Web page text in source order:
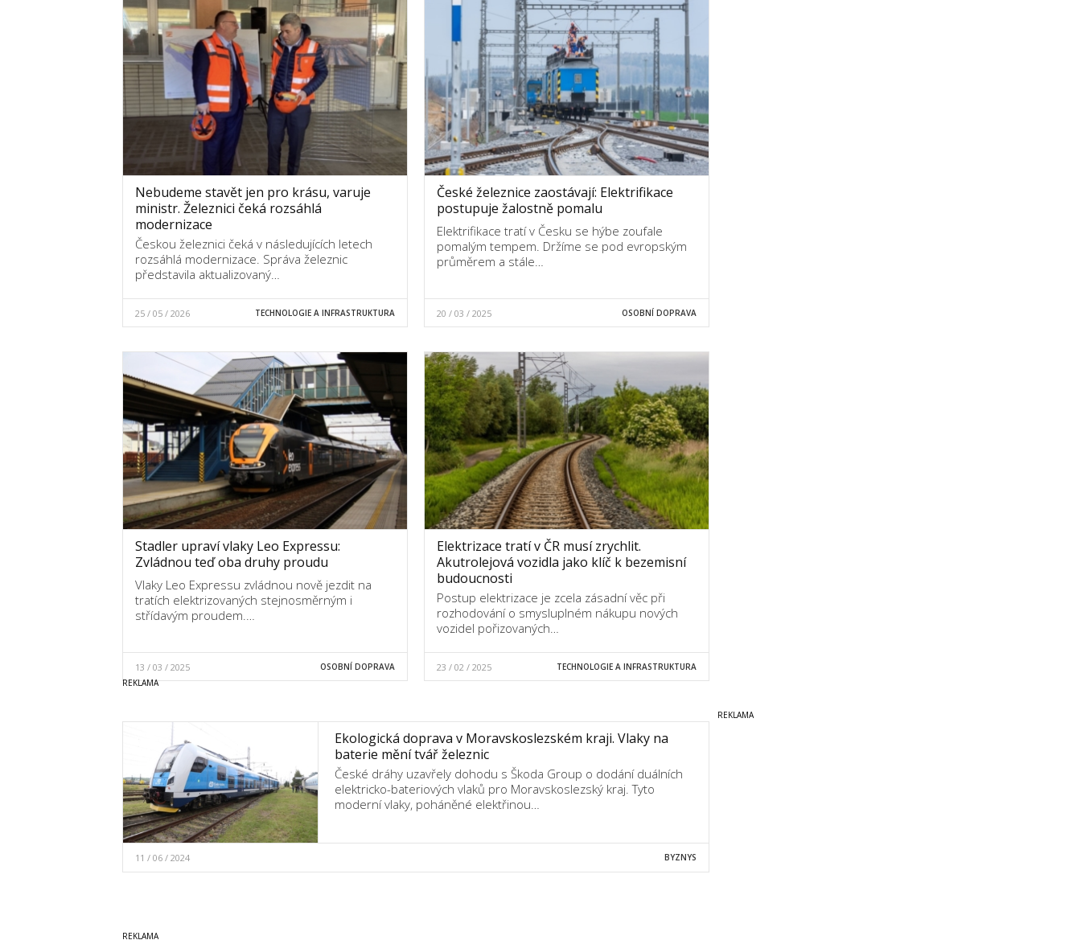
Nebudeme stavět jen pro krásu, varuje
ministr. Železnici čeká rozsáhlá
modernizace
Českou železnici čeká v následujících letech
rozsáhlá modernizace. Správa železnic
představila aktualizovaný…
25 / 05 / 2026 TECHNOLOGIE A INFRASTRUKTURA
České železnice zaostávají: Elektrifikace
postupuje žalostně pomalu
Elektrifikace tratí v Česku se hýbe zoufale
pomalým tempem. Držíme se pod evropským
průměrem a stále…
20 / 03 / 2025 OSOBNÍ DOPRAVA
Stadler upraví vlaky Leo Expressu:
Zvládnou teď oba druhy proudu
Vlaky Leo Expressu zvládnou nově jezdit na
tratích elektrizovaných stejnosměrným i
střídavým proudem.…
13 / 03 / 2025 OSOBNÍ DOPRAVA
Elektrizace tratí v ČR musí zrychlit.
Akutrolejová vozidla jako klíč k bezemisní
budoucnosti
Postup elektrizace je zcela zásadní věc při
rozhodování o smysluplném nákupu nových
vozidel pořizovaných…
23 / 02 / 2025 TECHNOLOGIE A INFRASTRUKTURA
Ekologická doprava v Moravskoslezském kraji. Vlaky na
baterie mění tvář železnic
České dráhy uzavřely dohodu s Škoda Group o dodání duálních
elektricko-bateriových vlaků pro Moravskoslezský kraj. Tyto
moderní vlaky, poháněné elektřinou…
11 / 06 / 2024 BYZNYS